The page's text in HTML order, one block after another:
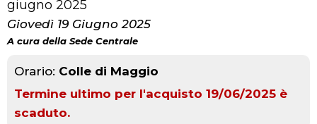
giugno 2025
Giovedì 19 Giugno 2025
A cura della Sede Centrale
Orario: Colle di Maggio
Termine ultimo per l'acquisto 19/06/2025 è
scaduto.